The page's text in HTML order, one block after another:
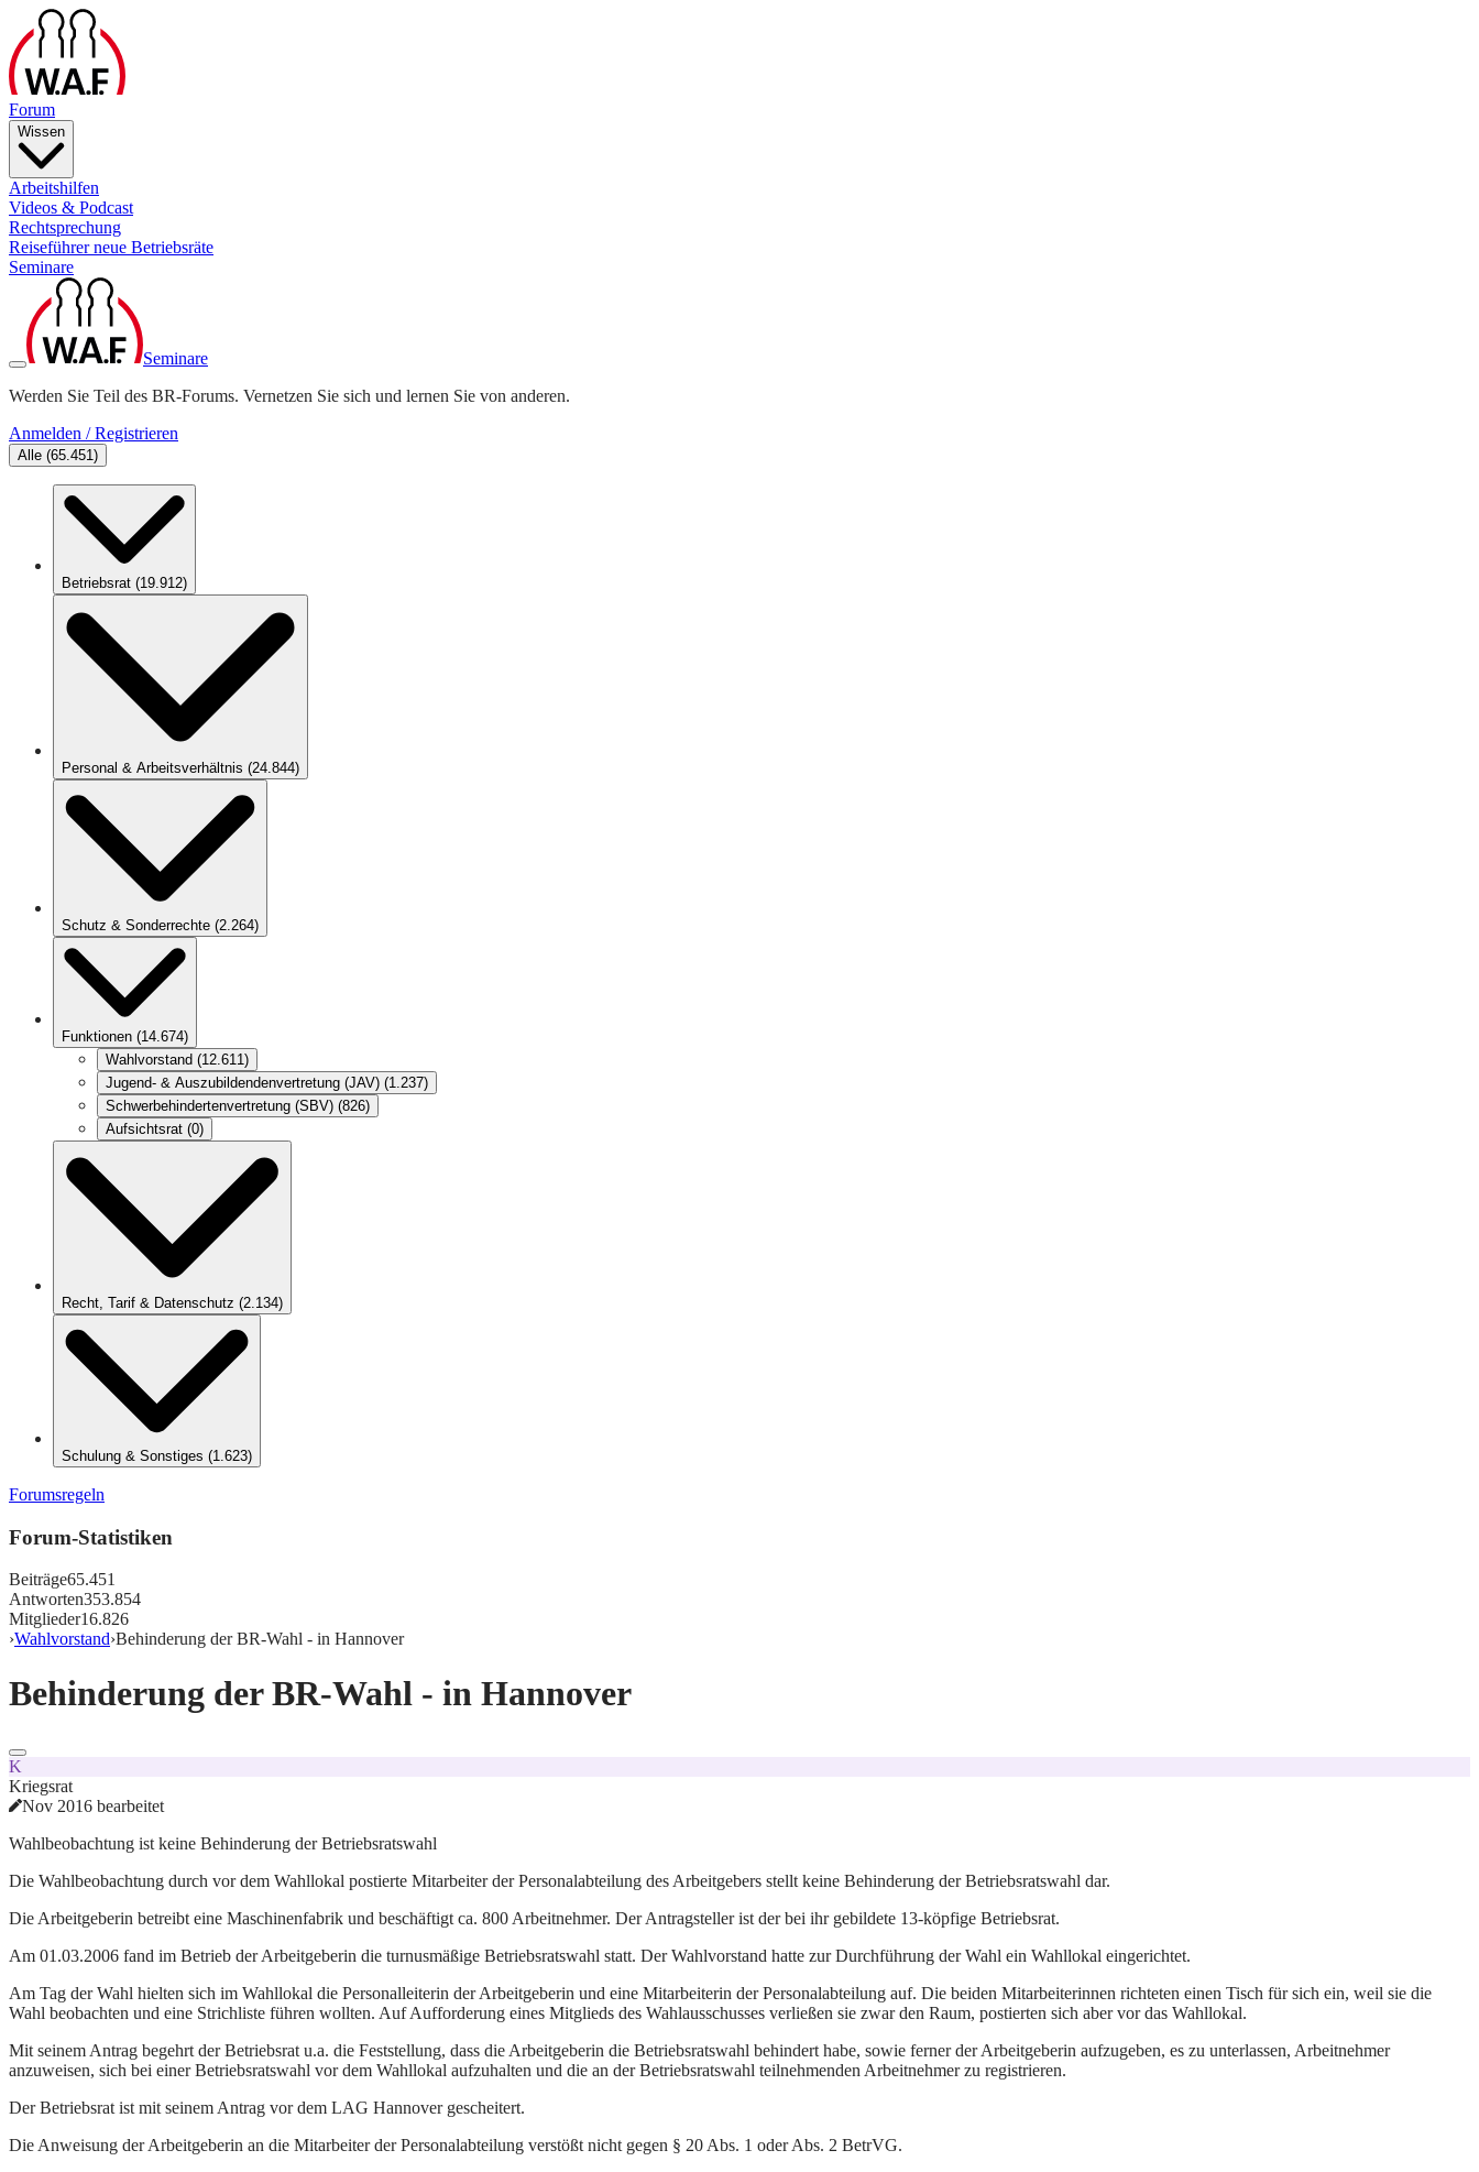
Forum
Wissen
Arbeitshilfen
Videos & Podcast
Rechtsprechung
Reiseführer neue Betriebsräte
Seminare
Seminare
Werden Sie Teil des BR-Forums. Vernetzen Sie sich und lernen Sie von anderen.
Anmelden / Registrieren
Alle (65.451)
Betriebsrat (19.912)
Personal & Arbeitsverhältnis (24.844)
Schutz & Sonderrechte (2.264)
Funktionen (14.674)
Wahlvorstand (12.611)
Jugend- & Auszubildendenvertretung (JAV) (1.237)
Schwerbehindertenvertretung (SBV) (826)
Aufsichtsrat (0)
Recht, Tarif & Datenschutz (2.134)
Schulung & Sonstiges (1.623)
Forumsregeln
Forum-Statistiken
Beiträge65.451
Antworten353.854
Mitglieder16.826
›Wahlvorstand›Behinderung der BR-Wahl - in Hannover
Behinderung der BR-Wahl - in Hannover
K
Kriegsrat
Nov 2016 bearbeitet
Wahlbeobachtung ist keine Behinderung der Betriebsratswahl
Die Wahlbeobachtung durch vor dem Wahllokal postierte Mitarbeiter der Personalabteilung des Arbeitgebers stellt keine Behinderung der Betriebsratswahl dar.
Die Arbeitgeberin betreibt eine Maschinenfabrik und beschäftigt ca. 800 Arbeitnehmer. Der Antragsteller ist der bei ihr gebildete 13-köpfige Betriebsrat.
Am 01.03.2006 fand im Betrieb der Arbeitgeberin die turnusmäßige Betriebsratswahl statt. Der Wahlvorstand hatte zur Durchführung der Wahl ein Wahllokal eingerichtet.
Am Tag der Wahl hielten sich im Wahllokal die Personalleiterin der Arbeitgeberin und eine Mitarbeiterin der Personalabteilung auf. Die beiden Mitarbeiterinnen richteten einen Tisch für sich ein, weil sie die
Wahl beobachten und eine Strichliste führen wollten. Auf Aufforderung eines Mitglieds des Wahlausschusses verließen sie zwar den Raum, postierten sich aber vor das Wahllokal.
Mit seinem Antrag begehrt der Betriebsrat u.a. die Feststellung, dass die Arbeitgeberin die Betriebsratswahl behindert habe, sowie ferner der Arbeitgeberin aufzugeben, es zu unterlassen, Arbeitnehmer
anzuweisen, sich bei einer Betriebsratswahl vor dem Wahllokal aufzuhalten und die an der Betriebsratswahl teilnehmenden Arbeitnehmer zu registrieren.
Der Betriebsrat ist mit seinem Antrag vor dem LAG Hannover gescheitert.
Die Anweisung der Arbeitgeberin an die Mitarbeiter der Personalabteilung verstößt nicht gegen § 20 Abs. 1 oder Abs. 2 BetrVG.